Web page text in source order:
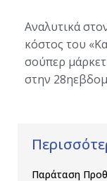
Αναλυτικά
κόστος του
σούπερ μάρκετ
στην 28η
Παράταση